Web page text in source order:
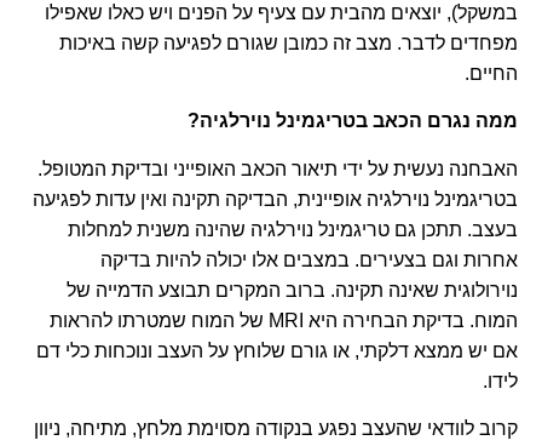
במשקל), יוצאים מהבית עם צעיף על הפנים ויש כאלו שאפילו
מפחדים לדבר. מצב זה כמובן שגורם לפגיעה קשה באיכות
החיים.
ממה נגרם הכאב בטריגמינל נוירלגיה?
האבחנה נעשית על ידי תיאור הכאב האופייני ובדיקת המטופל.
בטריגמינל נוירלגיה אופיינית, הבדיקה תקינה ואין עדות לפגיעה
בעצב. תתכן גם טריגמינל נוירלגיה שהינה משנית למחלות
אחרות וגם בצעירים. במצבים אלו יכולה להיות בדיקה
נוירולוגית שאינה תקינה. ברוב המקרים תבוצע הדמייה של
המוח. בדיקת הבחירה היא MRI של המוח שמטרתו להראות
אם יש ממצא דלקתי, או גורם שלוחץ על העצב ונוכחות כלי דם
לידו.
קרוב לוודאי שהעצב נפגע בנקודה מסוימת מלחץ, מתיחה, ניוון